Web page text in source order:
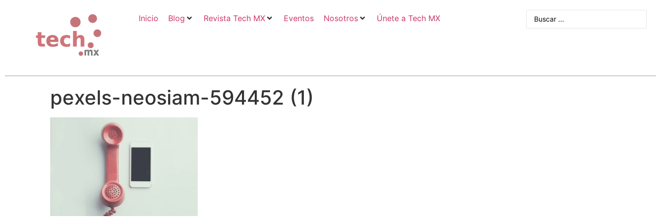
Inicio Blog Revista Tech MX Eventos Nosotros Únete a Tech MX
pexels-neosiam-594452 (1)